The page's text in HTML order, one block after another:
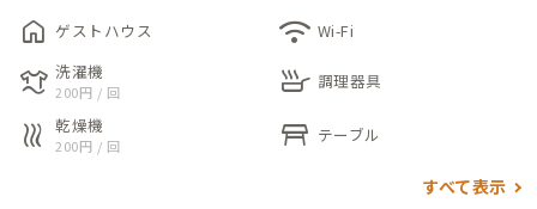
一望できます。夕暮れ時の吉野川は、鉄橋を渡る近鉄電車は絶好
の撮影スポットになります。
洋個室にはデスク＆チェアが備えられており、リモートワークに
も適しています。和個室には座卓となりますが、共用部にはワー
されます。設備の整ったキッチンに、トイレ・浴室は2か所ずつ
home ゲストハウス wifi Wi-Fi
laundry 洗濯機
200円 / 回 skillet 調理器具
heat 乾燥機
200円 / 回 table_restaurant テーブル
すべて表示